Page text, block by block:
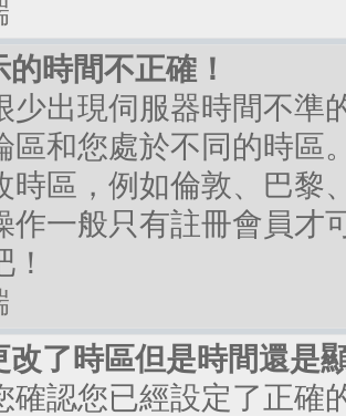
時間不正確！
少出現伺服器時間不準
區和您處於不同的時區
時區，例如倫敦、巴黎
作一般只有註冊會員才
改了時區但是時間還是
確認您已經設定了正確